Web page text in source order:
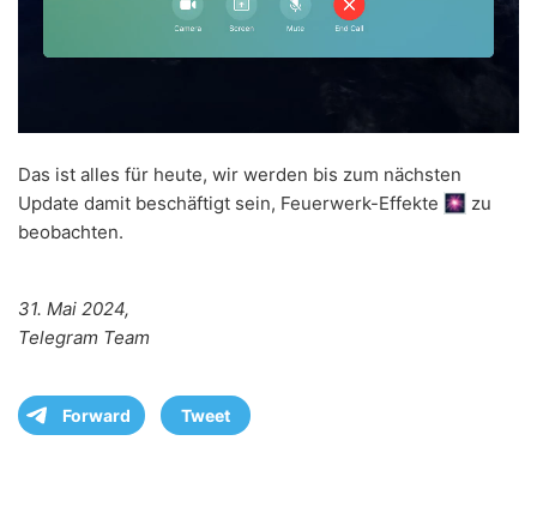
Das ist alles für heute, wir werden bis zum nächsten
Update damit beschäftigt sein, Feuerwerk-Effekte
zu
beobachten.
31. Mai 2024,
Telegram Team
Forward Tweet